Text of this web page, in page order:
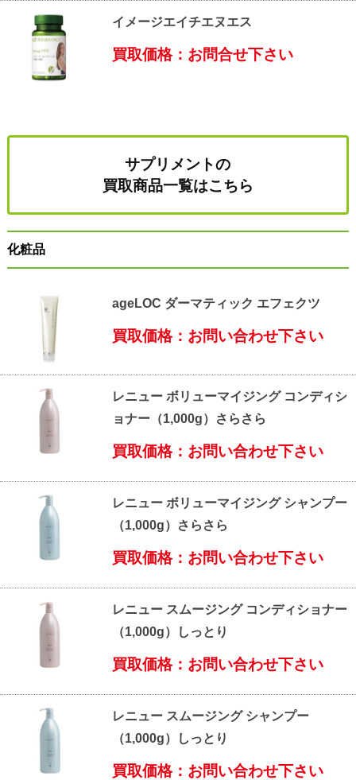
イメージエイチエヌエス
買取価格：お問合せ下さい
サプリメントの
買取商品一覧はこちら
化粧品
ageLOC ダーマティック エフェクツ
買取価格：お問い合わせ下さい
レニュー ボリューマイジング コンディシ
ョナー（1,000g）さらさら
買取価格：お問い合わせ下さい
レニュー ボリューマイジング シャンプー
（1,000g）さらさら
買取価格：お問い合わせ下さい
レニュー スムージング コンディショナー
（1,000g）しっとり
買取価格：お問い合わせ下さい
レニュー スムージング シャンプー
（1,000g）しっとり
買取価格：お問い合わせ下さい